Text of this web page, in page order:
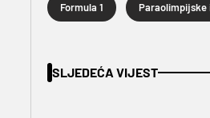
Formula 1
SLJEDEĆA VIJEST